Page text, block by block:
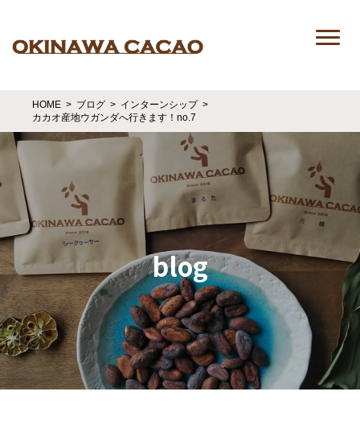
HOME ブログ
インターンシップ
カカオ産地ウガンダへ行きます！no.7
blog